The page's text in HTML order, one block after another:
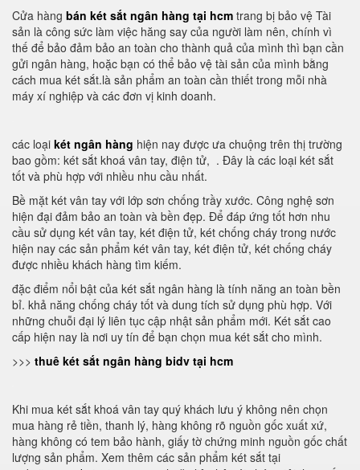
Cửa hàng bán két sắt ngân hàng tại hcm trang bị bảo vệ Tài
sản là công sức làm việc hăng say của người làm nên, chính vì
thế để bảo đảm bảo an toàn cho thành quả của mình thì bạn cần
gửi ngân hàng, hoặc bạn có thể bảo vệ tài sản của mình bằng
cách mua két sắt.là sản phẩm an toàn cần thiết trong mỗi nhà
máy xí nghiệp và các đơn vị kinh doanh.
các loại két ngân hàng hiện nay được ưa chuộng trên thị trường
bao gồm: két sắt khoá vân tay, điện tử, . Đây là các loại két sắt
tốt và phù hợp với nhiều nhu cầu nhất.
Bề mặt két vân tay với lớp sơn chống trầy xước. Công nghệ sơn
hiện đại đảm bảo an toàn và bền đẹp. Để đáp ứng tốt hơn nhu
cầu sử dụng két vân tay, két điện tử, két chống cháy trong nước
hiện nay các sản phẩm két vân tay, két điện tử, két chống cháy
được nhiều khách hàng tìm kiếm.
đặc điểm nổi bật của két sắt ngân hàng là tính năng an toàn bền
bỉ. khả năng chống cháy tốt và dung tích sử dụng phù hợp. Với
những chuỗi đại lý liên tục cập nhật sản phẩm mới. Két sắt cao
cấp hiện nay là nơi uy tín để bạn chọn mua két sắt cho mình.
>>> thuê két sắt ngân hàng bidv tại hcm
Khi mua két sắt khoá vân tay quý khách lưu ý không nên chọn
mua hàng rẻ tiền, thanh lý, hàng không rõ nguồn gốc xuất xứ,
hàng không có tem bảo hành, giấy tờ chứng minh nguồn gốc chất
lượng sản phẩm. Xem thêm các sản phẩm két sắt tại